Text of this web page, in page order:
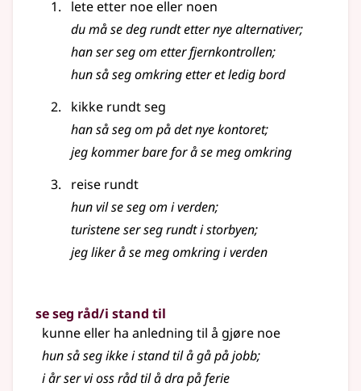
lete etter noe eller noen
du må se deg rundt etter nye alternativer;
han ser seg om etter fjernkontrollen;
hun så seg omkring etter et ledig bord
kikke rundt seg
han så seg om på det nye kontoret;
jeg kommer bare for å se meg omkring
reise rundt
hun vil se seg om i verden;
turistene ser seg rundt i storbyen;
jeg liker å se meg omkring i verden
se seg råd/i stand til
kunne eller ha anledning til å gjøre noe
hun så seg ikke i stand til å gå på jobb;
i år ser vi oss råd til å dra på ferie